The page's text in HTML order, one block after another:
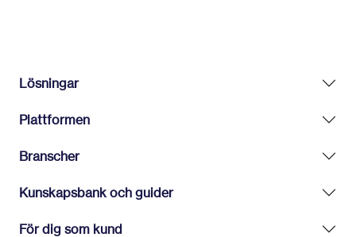
Lösningar
Plattformen
Branscher
Kunskapsbank och guider
För dig som kund